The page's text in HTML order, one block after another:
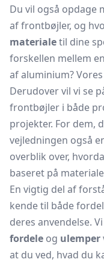
Du vil også opdage
af frontbøjler, og
materialetil dine
forskellen mellem
af aluminium?
Derudover vil vi se
frontbøjler i både
projekter. For dem,
vejledningen også
overblik over,
baseret på
En vigtig del af
kende til både
deres anvendelse.
fordele og ulemper
at du ved, hvad du